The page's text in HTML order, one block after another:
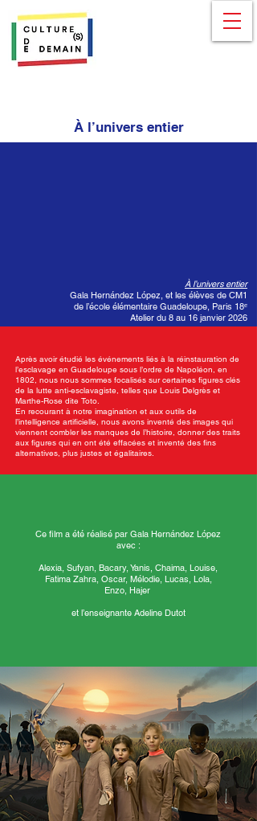
À l’univers entier
À l’univers entier
Gala Hernández López, et les élèves de CM1
de l’école élémentaire Guadeloupe, Paris 18ᵉ
Atelier du 8 au 16 janvier 2026
Après avoir étudié les événements liés à la réinstauration de
l’esclavage en Guadeloupe sous l’ordre de Napoléon, en
1802, nous nous sommes focalisés sur certaines figures clés
de la lutte anti-esclavagiste, telles que Louis Delgrès et
Marthe-Rose dite Toto.
En recourant à notre imagination et aux outils de
l’intelligence artificielle, nous avons inventé des images qui
viennent combler les manques de l’histoire, donner des traits
aux figures qui en ont été effacées et inventé des fins
alternatives, plus justes et égalitaires.
Ce film a été réalisé par Gala Hernández López
avec :
Alexia, Sufyan, Bacary, Yanis, Chaima, Louise,
Fatima Zahra, Oscar, Mélodie, Lucas, Lola,
Enzo, Hajer
et l’enseignante Adeline Dutot